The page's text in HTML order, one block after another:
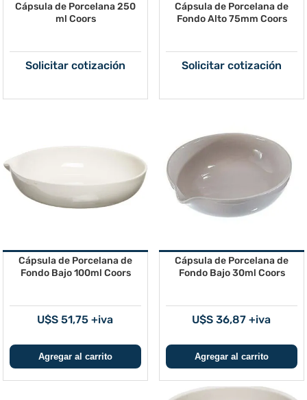
Cápsula de Porcelana 250
ml Coors
Solicitar cotización
Cápsula de Porcelana de
Fondo Alto 75mm Coors
Solicitar cotización
Cápsula de Porcelana de
Fondo Bajo 100ml Coors
U$S 51,75 +iva
Cápsula de Porcelana de
Fondo Bajo 30ml Coors
U$S 36,87 +iva